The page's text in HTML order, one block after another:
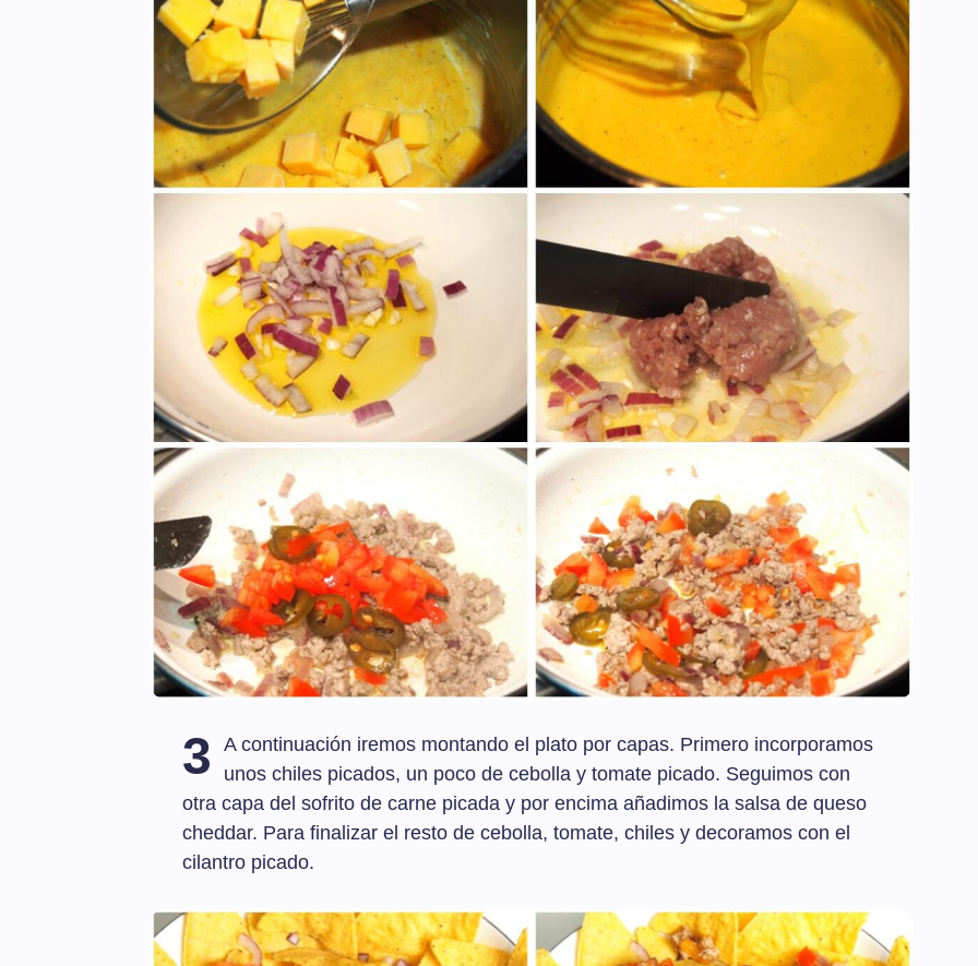
3
A continuación iremos montando el plato por capas. Primero incorporamos
unos chiles picados, un poco de cebolla y tomate picado. Seguimos con
otra capa del sofrito de carne picada y por encima añadimos la salsa de queso
cheddar. Para finalizar el resto de cebolla, tomate, chiles y decoramos con el
cilantro picado.